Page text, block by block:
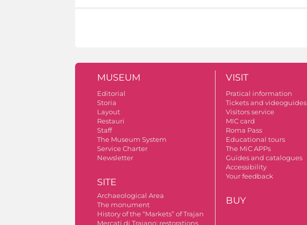
MUSEUM
Editorial
Storia
Layout
Restauri
Staff
The Museum System
Service Charter
Newsletter
SITE
Archaeological Area
The monument
History of the “Markets” of Trajan
Mercati di Traiano: restorations
VISIT
Pratical information
Tickets and videoguides
Visitors service
MIC card
Roma Pass
Educational tours
The MiC APPs
Guides and catalogues
Accessibility
Your feedback
BUY